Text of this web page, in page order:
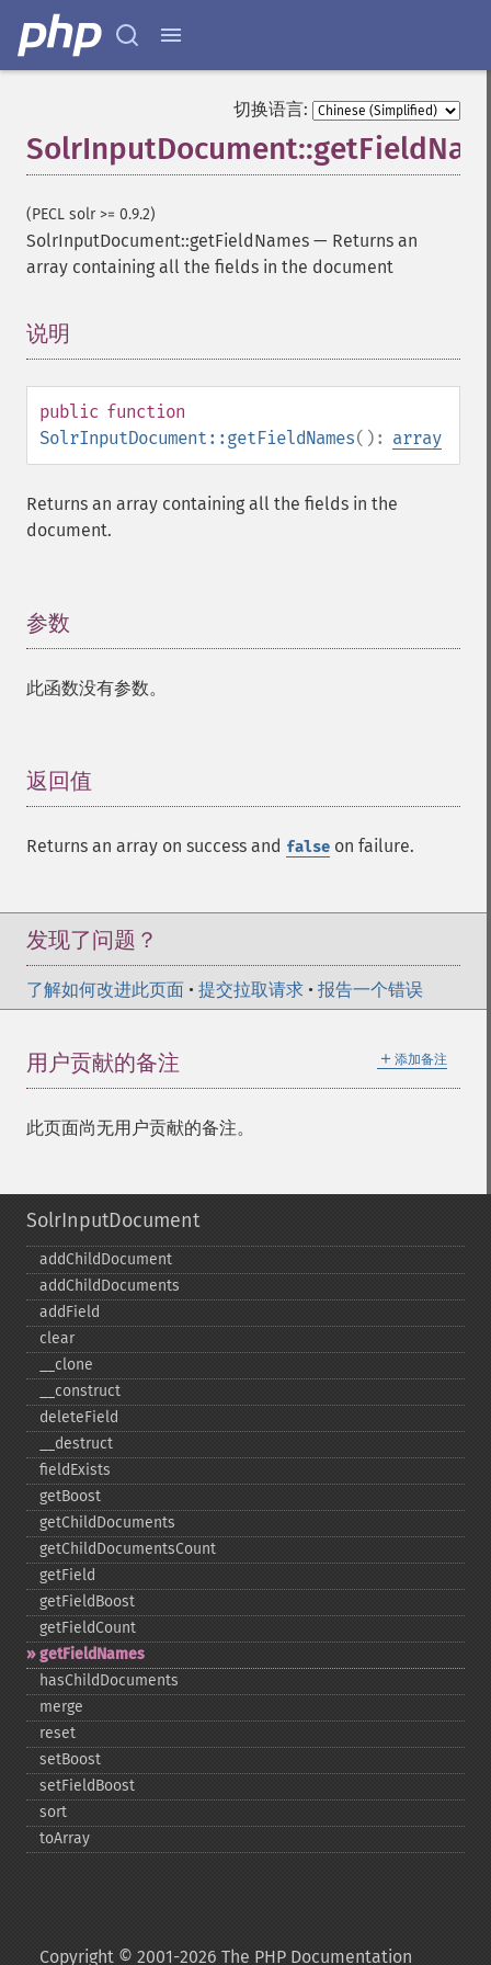
切换语言:
(PECL solr >= 0.9.2)
SolrInputDocument::getFieldNames — Returns an
array containing all the fields in the document
说明
public function
SolrInputDocument::getFieldNames(): array
Returns an array containing all the fields in the
document.
参数
此函数没有参数。
返回值
Returns an array on success and false on failure.
发现了问题？
了解如何改进此页面 • 提交拉取请求 • 报告一个错误
＋ 添加备注
用户贡献的备注
此页面尚无用户贡献的备注。
SolrInputDocument
addChildDocument
addChildDocuments
addField
clear
_​_​clone
_​_​construct
deleteField
_​_​destruct
fieldExists
getBoost
getChildDocuments
getChildDocumentsCount
getField
getFieldBoost
getFieldCount
getFieldNames
hasChildDocuments
merge
reset
setBoost
setFieldBoost
sort
toArray
Copyright © 2001-2026 The PHP Documentation